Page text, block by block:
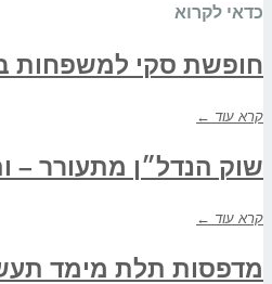
כדאי לקרוא
חופשת סקי למשפחות
קרא עוד ←
שוק הנדל״ן מתעורר –
קרא עוד ←
מדפסות תלת מימד